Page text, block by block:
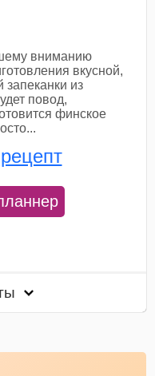
вниманию
вкусной,
из
повод,
финское